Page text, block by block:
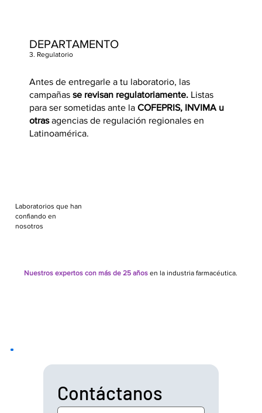
3. Regulatorio
DEPARTAMENTO
Antes de entregarle a tu laboratorio, las
campañas se revisan regulatoriamente.Listas
para ser sometidas ante la COFEPRIS, INVIMA u
otrasagencias de regulación regionales en
Latinoamérica.
Laboratorios que han
confiando en
nosotros
Contáctanos
Nuestros expertos con más de 25 años en la industria farmacéutica.